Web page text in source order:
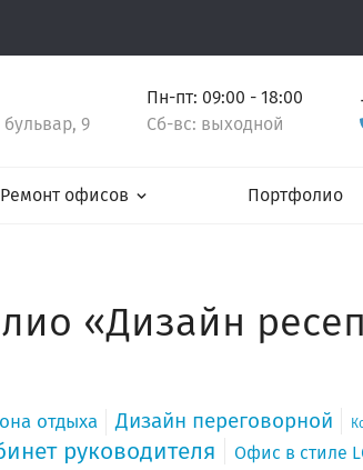
9
Пн-пт: 09:00 - 18:00
Сб-вс: выходной
Ремонт офисов Портфолио
«Дизайн
отдыха Дизайн переговорной
руководителя Офис в стиле